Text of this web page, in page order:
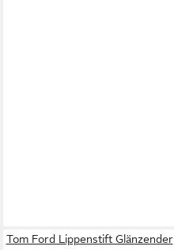
Tom Ford Lippenstift Glänzender